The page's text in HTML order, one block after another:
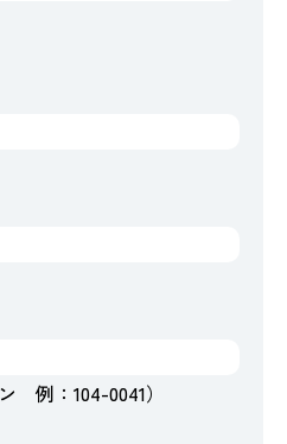
例：104-0041）